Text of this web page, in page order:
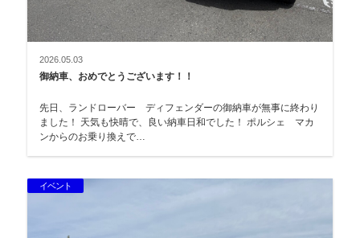
2026.05.03
御納車、おめでとうございます！！
先日、ランドローバー ディフェンダーの御納車が無事に終わり
ました！ 天気も快晴で、良い納車日和でした！ ポルシェ マカ
ンからのお乗り換えで…
イベント